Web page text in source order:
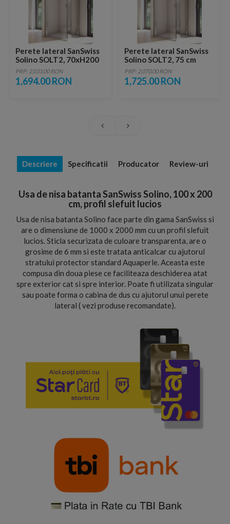
Perete lateral SanSwiss
Solino SOLT2, 70xH200
cm
PRP: 2,033.00 RON
1,694.00 RON
Perete lateral SanSwiss
Solino SOLT2, 75 cm
PRP: 2,070.00 RON
1,725.00 RON
Descriere Specificatii Producator Review-uri
Usa de nisa batanta SanSwiss Solino, 100 x 200
cm, profil slefuit lucios
Usa de nisa batanta Solino face parte din gama SanSwiss si
are o dimensiune de 1000 x 2000 mm cu un profil slefuit
lucios. Sticla securizata de culoare transparenta, are o
grosime de 6 mm si este tratata anticalcar cu ajutorul
stratului protector standard Aquaperle. Aceasta este
compusa din doua piese ce faciliteaza deschiderea atat
spre exterior cat si spre interior. Poate fi utilizata singular
sau poate forma o cabina de dus cu ajutorul unui perete
lateral ( vezi produse recomandate).